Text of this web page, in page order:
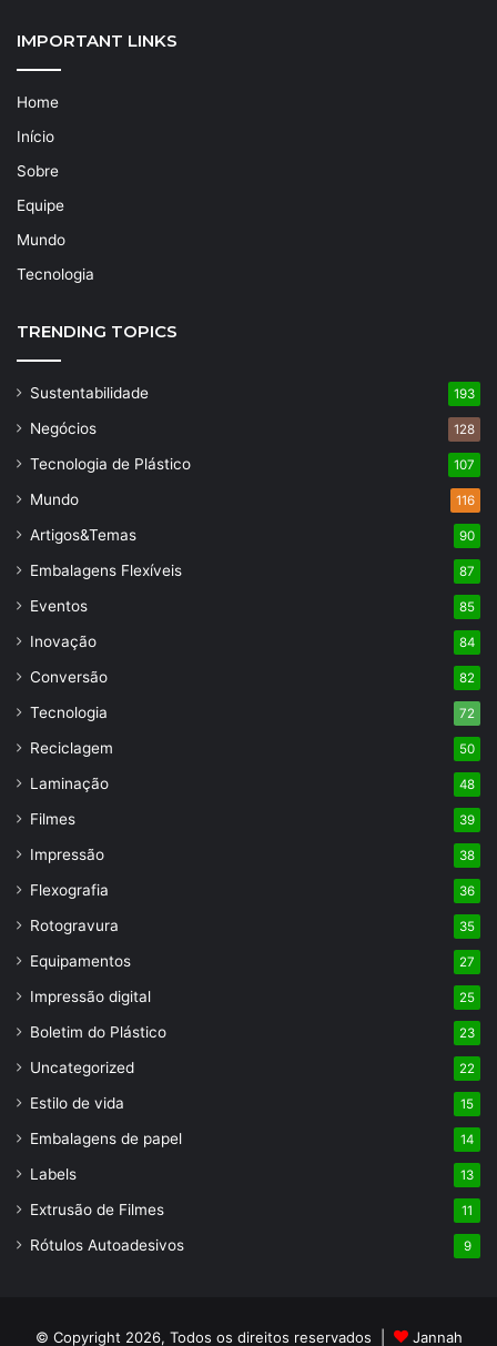
IMPORTANT LINKS
Home
Início
Sobre
Equipe
Mundo
Tecnologia
TRENDING TOPICS
Sustentabilidade 193
Negócios 128
Tecnologia de Plástico 107
Mundo 116
Artigos&Temas 90
Embalagens Flexíveis 87
Eventos 85
Inovação 84
Conversão 82
Tecnologia 72
Reciclagem 50
Laminação 48
Filmes 39
Impressão 38
Flexografia 36
Rotogravura 35
Equipamentos 27
Impressão digital 25
Boletim do Plástico 23
Uncategorized 22
Estilo de vida 15
Embalagens de papel 14
Labels 13
Extrusão de Filmes 11
Rótulos Autoadesivos 9
© Copyright 2026, Todos os direitos reservados | Jannah